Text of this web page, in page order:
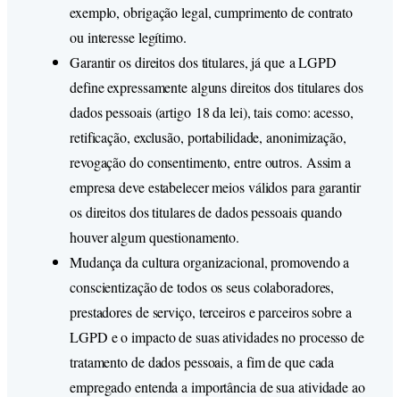
exemplo, obrigação legal, cumprimento de contrato
ou interesse legítimo.
Garantir os direitos dos titulares, já que a LGPD
define expressamente alguns direitos dos titulares dos
dados pessoais (artigo 18 da lei), tais como: acesso,
retificação, exclusão, portabilidade, anonimização,
revogação do consentimento, entre outros. Assim a
empresa deve estabelecer meios válidos para garantir
os direitos dos titulares de dados pessoais quando
houver algum questionamento.
Mudança da cultura organizacional, promovendo a
conscientização de todos os seus colaboradores,
prestadores de serviço, terceiros e parceiros sobre a
LGPD e o impacto de suas atividades no processo de
tratamento de dados pessoais, a fim de que cada
empregado entenda a importância de sua atividade ao